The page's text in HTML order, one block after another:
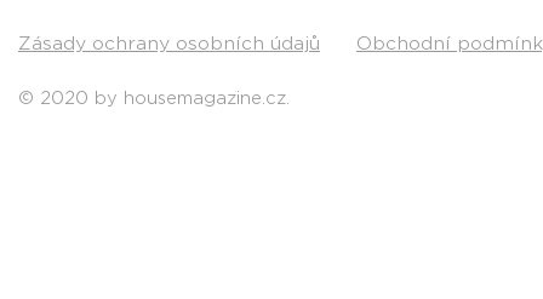
Zásady ochrany osobních údajů
© 2020 by housemagazine.cz.
Obchodní